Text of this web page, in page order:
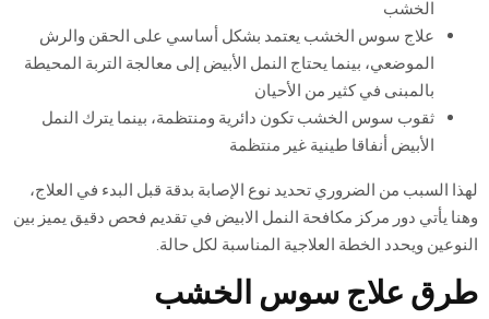
الخشب
علاج سوس الخشب يعتمد بشكل أساسي على الحقن والرش
الموضعي، بينما يحتاج النمل الأبيض إلى معالجة التربة المحيطة
بالمبنى في كثير من الأحيان
ثقوب سوس الخشب تكون دائرية ومنتظمة، بينما يترك النمل
الأبيض أنفاقا طينية غير منتظمة
لهذا السبب من الضروري تحديد نوع الإصابة بدقة قبل البدء في العلاج،
وهنا يأتي دور مركز مكافحة النمل الابيض في تقديم فحص دقيق يميز بين
النوعين ويحدد الخطة العلاجية المناسبة لكل حالة.
طرق علاج سوس الخشب